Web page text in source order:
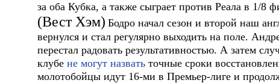
за оба Кубка, а также сыграет против Реала в 1/8
(Вест Хэм) Бодро начал сезон и второй наш
вернулся и стал регулярно выходить на поле.
перестал радовать результативностью. А затем
клубе не могут назвать точные сроки
молотобойцы идут 16-ми в Премьер-лиге и